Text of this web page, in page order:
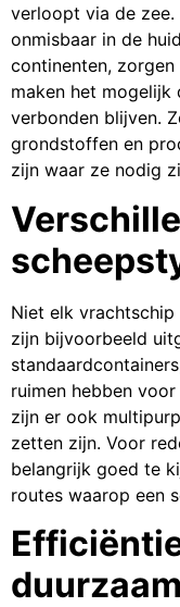
verloopt via de
onmisbaar in de
continenten,
maken het
verbonden blijven.
grondstoffen en
zijn waar ze nodig
Niet elk
zijn bijvoorbeeld
ruimen hebben
zijn er ook
zetten zijn. Voor
belangrijk goed te
routes waarop een